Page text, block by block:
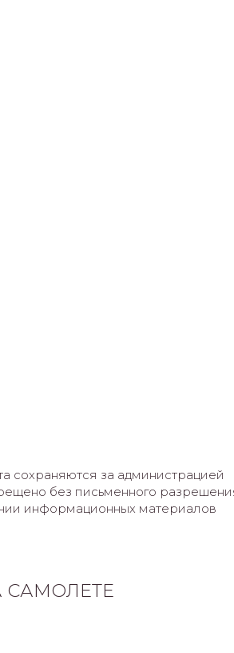
сохраняются за администрацией
без письменного
информационных материалов
САМОЛЕТЕ